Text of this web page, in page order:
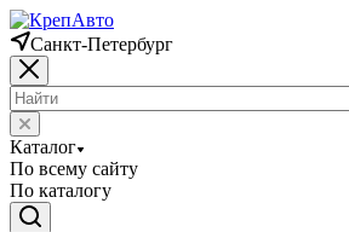
Санкт-Петербург
Каталог
По всему сайту
По каталогу